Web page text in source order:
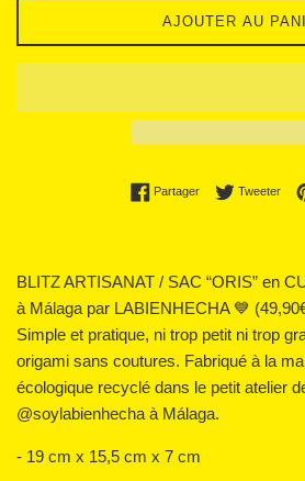
AJOUTER AU
PartagerPartager sur
Tweeter
BLITZ ARTISANAT / SAC “ORIS” en
à Málaga par LABIENHECHA 💙
Simple et pratique, ni trop petit ni trop
origami sans coutures. Fabriqué à la
écologique recyclé dans le petit atelier
@soylabienhecha à Málaga.
- 19 cm x 15,5 cm x 7 cm